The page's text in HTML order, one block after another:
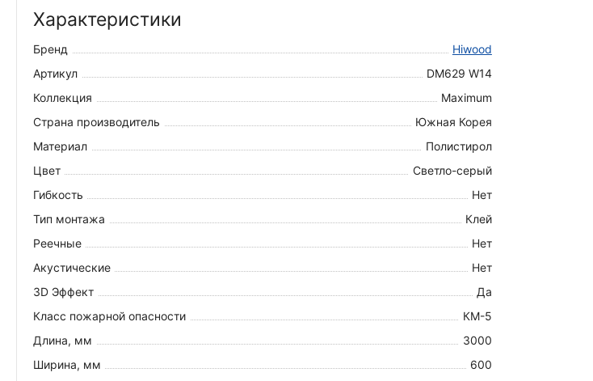
Характеристики
Бренд
Hiwood
Артикул
DM629 W14
Коллекция
Maximum
Страна производитель
Южная Корея
Материал
Полистирол
Цвет
Светло-серый
Гибкость
Нет
Тип монтажа
Клей
Реечные
Нет
Акустические
Нет
3D Эффект
Да
Класс пожарной опасности
КМ-5
Длина, мм
3000
Ширина, мм
600